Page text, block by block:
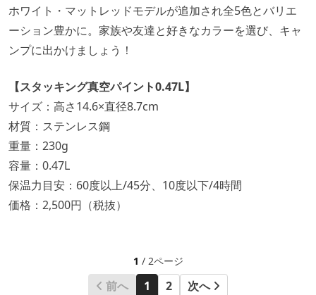
ホワイト・マットレッドモデルが追加され全5色とバリエ
ーション豊かに。家族や友達と好きなカラーを選び、キャ
ンプに出かけましょう！
【スタッキング真空パイント0.47L】
サイズ：高さ14.6×直径8.7cm
材質：ステンレス鋼
重量：230g
容量：0.47L
保温力目安：60度以上/45分、10度以下/4時間
価格：2,500円（税抜）
1 / 2ページ
前へ 1 2 次へ